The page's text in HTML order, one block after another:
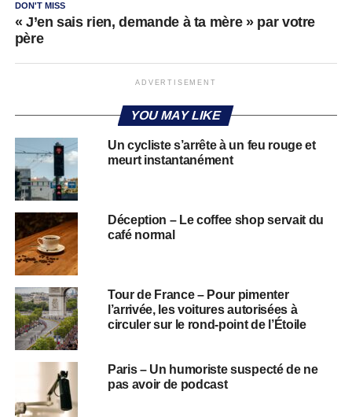
DON'T MISS
« J’en sais rien, demande à ta mère » par votre
père
ADVERTISEMENT
YOU MAY LIKE
Un cycliste s’arrête à un feu rouge et
meurt instantanément
Déception – Le coffee shop servait du
café normal
Tour de France – Pour pimenter
l’arrivée, les voitures autorisées à
circuler sur le rond-point de l’Étoile
Paris – Un humoriste suspecté de ne
pas avoir de podcast